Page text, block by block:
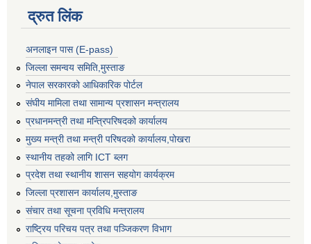
द्रुत लिंक
अनलाइन पास (E-pass)
जिल्ला समन्वय समिति,मुस्ताङ
नेपाल सरकारको आधिकारिक पोर्टल
संघीय मामिला तथा सामान्य प्रशासन मन्त्रालय
प्रधानमन्त्री तथा मन्त्रिपरिषदको कार्यालय
मुख्य मन्त्री तथा मन्त्री परिषदको कार्यालय,पोखरा
स्थानीय तहको लागि ICT ब्लग
प्रदेश तथा स्थानीय शासन सहयोग कार्यक्रम
जिल्ला प्रशासन कार्यालय,मुस्ताङ
संचार तथा सूचना प्रविधि मन्त्रालय
राष्ट्रिय परिचय पत्र तथा पञ्जिकरण विभाग